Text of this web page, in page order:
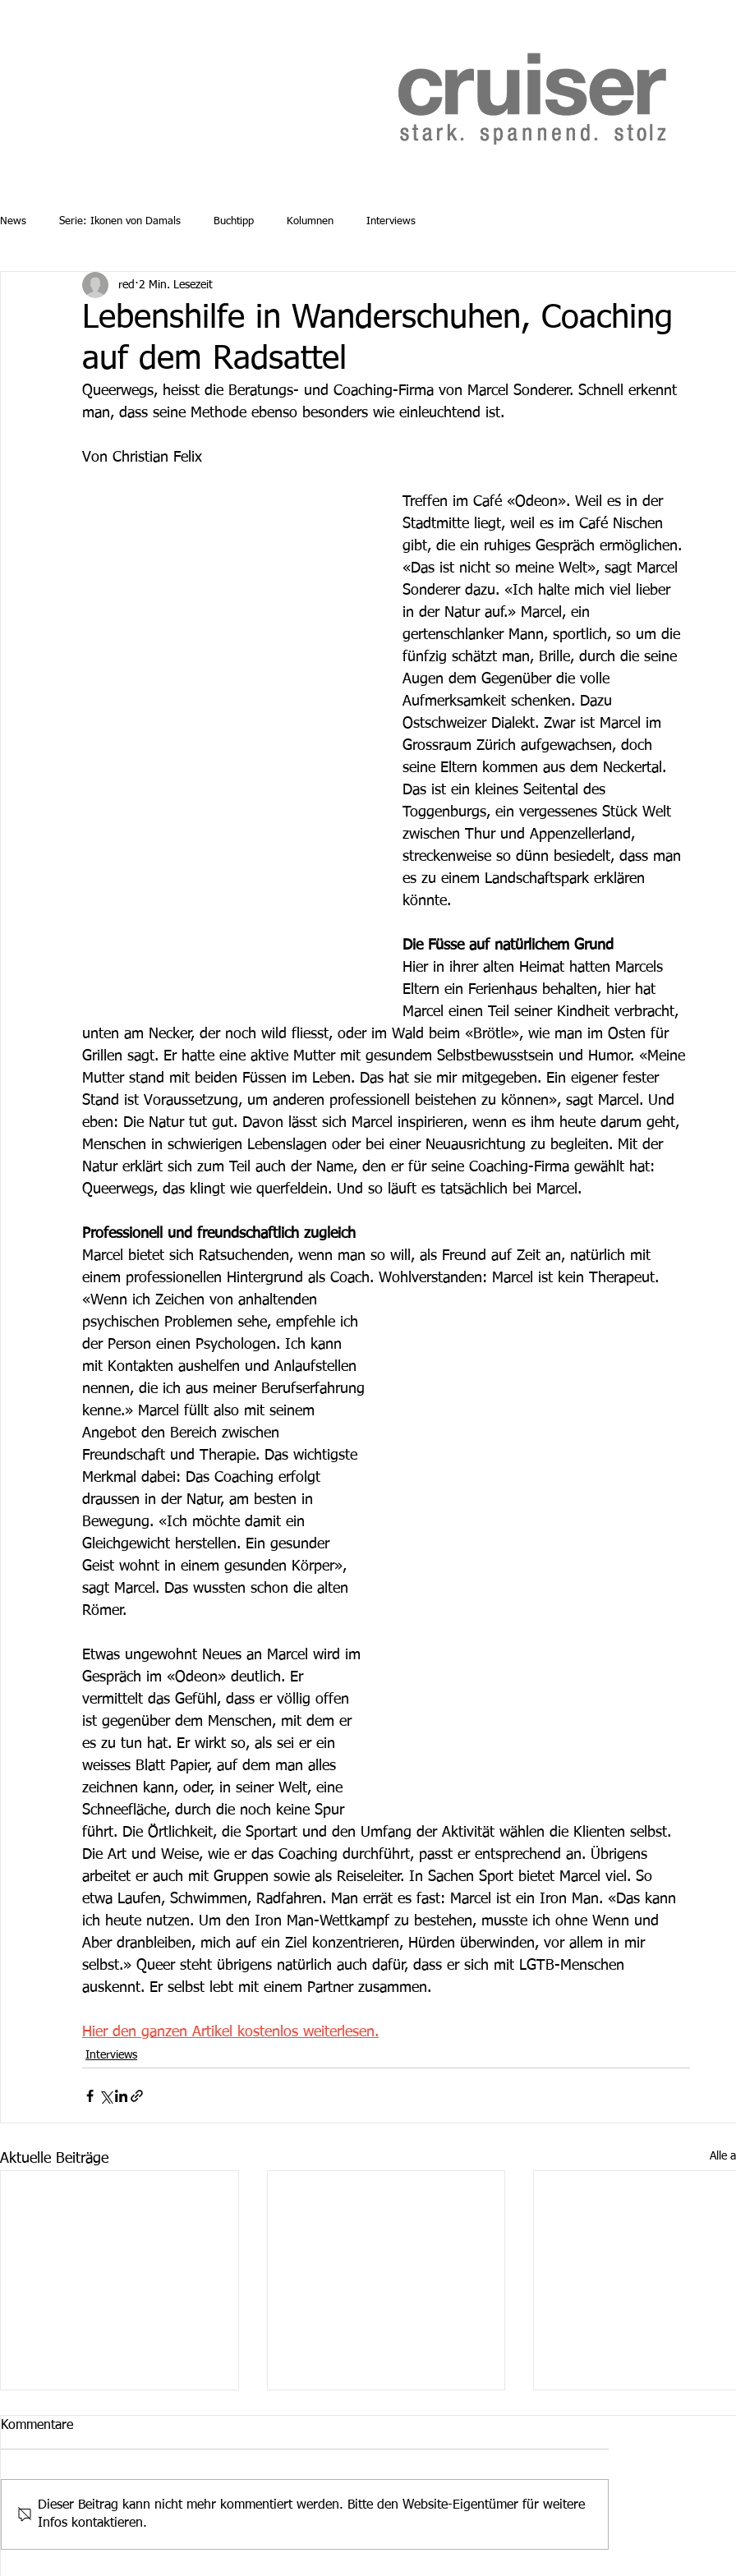
News Serie: Ikonen von Damals Buchtipp Kolumnen Interviews
Lebenshilfe in Wanderschuhen, Coaching
auf dem Radsattel
red 2 Min. Lesezeit
Queerwegs, heisst die Beratungs- und Coaching-Firma von Marcel Sonderer. Schnell erkennt
man, dass seine Methode ebenso besonders wie einleuchtend ist.
Von Christian Felix
Treffen im Café «Odeon». Weil es in der
Stadtmitte liegt, weil es im Café Nischen
gibt, die ein ruhiges Gespräch ermöglichen.
«Das ist nicht so meine Welt», sagt Marcel
Sonderer dazu. «Ich halte mich viel lieber
in der Natur auf.» Marcel, ein
gertenschlanker Mann, sportlich, so um die
fünfzig schätzt man, Brille, durch die seine
Augen dem Gegenüber die volle
Aufmerksamkeit schenken. Dazu
Ostschweizer Dialekt. Zwar ist Marcel im
Grossraum Zürich aufgewachsen, doch
seine Eltern kommen aus dem Neckertal.
Das ist ein kleines Seitental des
Toggenburgs, ein vergessenes Stück Welt
zwischen Thur und Appenzellerland,
streckenweise so dünn besiedelt, dass man
es zu einem Landschaftspark erklären
könnte.
Die Füsse auf natürlichem Grund
Hier in ihrer alten Heimat hatten Marcels
Eltern ein Ferienhaus behalten, hier hat
Marcel einen Teil seiner Kindheit verbracht,
unten am Necker, der noch wild fliesst, oder im Wald beim «Brötle», wie man im Osten für
Grillen sagt. Er hatte eine aktive Mutter mit gesundem Selbstbewusstsein und Humor. «Meine
Mutter stand mit beiden Füssen im Leben. Das hat sie mir mitgegeben. Ein eigener fester
Stand ist Voraussetzung, um anderen professionell beistehen zu können», sagt Marcel. Und
eben: Die Natur tut gut. Davon lässt sich Marcel inspirieren, wenn es ihm heute darum geht,
Menschen in schwierigen Lebenslagen oder bei einer Neuausrichtung zu begleiten. Mit der
Natur erklärt sich zum Teil auch der Name, den er für seine Coaching-Firma gewählt hat:
Queerwegs, das klingt wie querfeldein. Und so läuft es tatsächlich bei Marcel.
Professionell und freundschaftlich zugleich
Marcel bietet sich Ratsuchenden, wenn man so will, als Freund auf Zeit an, natürlich mit
einem professionellen Hintergrund als Coach. Wohlverstanden: Marcel ist kein Therapeut.
«Wenn ich Zeichen von anhaltenden
psychischen Problemen sehe, empfehle ich
der Person einen Psychologen. Ich kann
mit Kontakten aushelfen und Anlaufstellen
nennen, die ich aus meiner Berufserfahrung
kenne.» Marcel füllt also mit seinem
Angebot den Bereich zwischen
Freundschaft und Therapie. Das wichtigste
Merkmal dabei: Das Coaching erfolgt
draussen in der Natur, am besten in
Bewegung. «Ich möchte damit ein
Gleichgewicht herstellen. Ein gesunder
Geist wohnt in einem gesunden Körper»,
sagt Marcel. Das wussten schon die alten
Römer.
Etwas ungewohnt Neues an Marcel wird im
Gespräch im «Odeon» deutlich. Er
vermittelt das Gefühl, dass er völlig offen
ist gegenüber dem Menschen, mit dem er
es zu tun hat. Er wirkt so, als sei er ein
weisses Blatt Papier, auf dem man alles
zeichnen kann, oder, in seiner Welt, eine
Schneefläche, durch die noch keine Spur
führt. Die Örtlichkeit, die Sportart und den Umfang der Aktivität wählen die Klienten selbst.
Die Art und Weise, wie er das Coaching durchführt, passt er entsprechend an. Übrigens
arbeitet er auch mit Gruppen sowie als Reiseleiter. In Sachen Sport bietet Marcel viel. So
etwa Laufen, Schwimmen, Radfahren. Man errät es fast: Marcel ist ein Iron Man. «Das kann
ich heute nutzen. Um den Iron Man-Wettkampf zu bestehen, musste ich ohne Wenn und
Aber dranbleiben, mich auf ein Ziel konzentrieren, Hürden überwinden, vor allem in mir
selbst.» Queer steht übrigens natürlich auch dafür, dass er sich mit LGTB-Menschen
auskennt. Er selbst lebt mit einem Partner zusammen.
Hier den ganzen Artikel kostenlos weiterlesen.
Interviews
Aktuelle Beiträge Alle
Cruiser im Winter! Jetzt
Sängerin Gunvor im grossen
Kommentare
Dieser Beitrag kann nicht mehr kommentiert werden. Bitte den Website-Eigentümer für weitere
Infos kontaktieren.